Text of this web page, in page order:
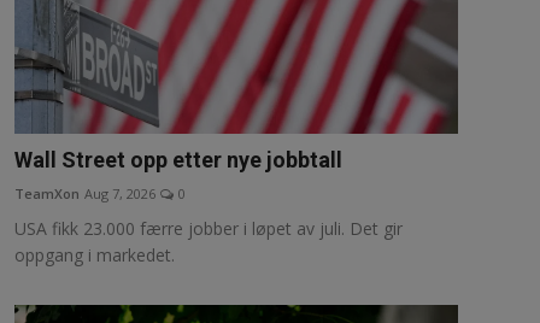
Wall Street opp etter nye jobbtall
TeamXon Aug 7, 2026 0
USA fikk 23.000 færre jobber i løpet av juli. Det gir
oppgang i markedet.